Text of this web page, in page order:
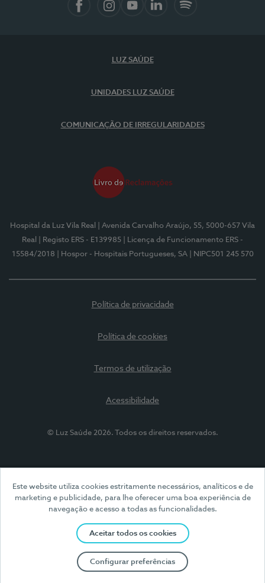
Este website utiliza cookies estritamente necessários, analíticos e de
marketing e publicidade, para lhe oferecer uma boa experiência de
navegação e acesso a todas as funcionalidades.
Aceitar todos os cookies
Configurar preferências
LUZ SAÚDE
UNIDADES LUZ SAÚDE
COMUNICAÇÃO DE IRREGULARIDADES
Hospital da Luz Vila Real
| Avenida Carvalho Araújo, 55, 5000-657 Vila
Real
| Registo ERS - E139985
| Licença de Funcionamento ERS -
15584/2018
| Hospor - Hospitais Portugueses, SA | NIPC501 245 570
Política de privacidade
Política de cookies
Termos de utilização
Acessibilidade
© Luz Saúde 2026. Todos os direitos reservados.